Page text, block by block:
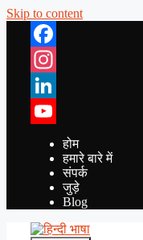
Skip to content
Facebook
Instagram
LinkedIn
YouTube
होम
हमारे बारे में
संपर्क
जुड़े
Blog